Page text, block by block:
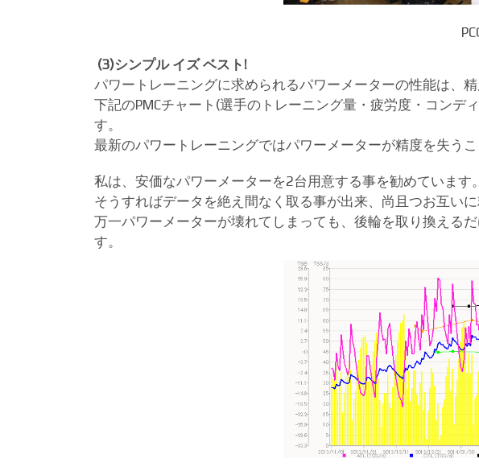
(3)シンプル イズ ベスト!
パワートレーニングに求められるパワーメーターの性能は、精
下記のPMCチャート(選手のトレーニング量・疲労度・コン
す。
最新のパワートレーニングではパワーメーターが精度を失う
私は、安価なパワーメーターを2台用意する事を勧めています。
そうすればデータを絶え間なく取る事が出来、尚且つお互い
万一パワーメーターが壊れてしまっても、後輪を取り換える
す。